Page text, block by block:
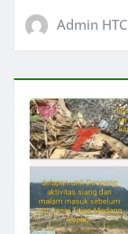
Admin HTC